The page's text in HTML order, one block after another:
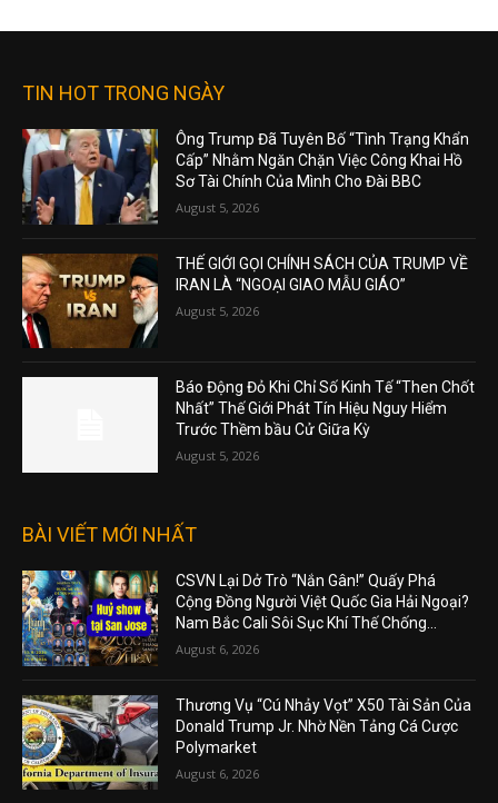
TIN HOT TRONG NGÀY
Ông Trump Đã Tuyên Bố “Tình Trạng Khẩn
Cấp” Nhằm Ngăn Chặn Việc Công Khai Hồ
Sơ Tài Chính Của Mình Cho Đài BBC
August 5, 2026
THẾ GIỚI GỌI CHÍNH SÁCH CỦA TRUMP VỀ
IRAN LÀ “NGOẠI GIAO MẪU GIÁO”
August 5, 2026
Báo Động Đỏ Khi Chỉ Số Kinh Tế “Then Chốt
Nhất” Thế Giới Phát Tín Hiệu Nguy Hiểm
Trước Thềm bầu Cử Giữa Kỳ
August 5, 2026
BÀI VIẾT MỚI NHẤT
CSVN Lại Dở Trò “Nắn Gân!” Quấy Phá
Cộng Đồng Người Việt Quốc Gia Hải Ngoại?
Nam Bắc Cali Sôi Sục Khí Thế Chống...
August 6, 2026
Thương Vụ “Cú Nhảy Vọt” X50 Tài Sản Của
Donald Trump Jr. Nhờ Nền Tảng Cá Cược
Polymarket
August 6, 2026